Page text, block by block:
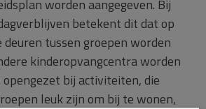
worden aangegeven. Bij
betekent dit dat op
tussen groepen worden
kinderopvangcentra worden
bij activiteiten, die
leuk zijn om bij te wonen,